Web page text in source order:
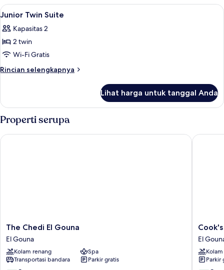
King
Suite
Lihat
semua
foto
untuk
Junior
Twin
Minibar, brankas, Wi-Fi gratis, dan
3
Junior Twin Suite
Kapasitas 2
2 twin
Wi-Fi Gratis
Rincian selengkapnya
Rincian
Junior
Suite
Lihat harga untuk tanggal Anda
Properti serupa
The
Chedi
El
Gouna
El
The Chedi El Gouna
El Gouna
Kolam renang
Spa
Transportasi bandara
Parkir gratis
The Chedi El Gouna
Cook's
Club
El
Gouna
-
El
Parkir
Cook's